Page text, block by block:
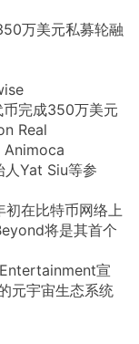
万美元私募轮融
完成350万美元
Real
Yat Siu等参
在比特币网络上
将是其首个
宣
元宇宙生态系统